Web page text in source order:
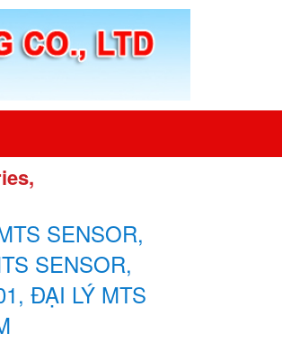
SENSOR,
SENSOR,
ĐẠI LÝ MTS